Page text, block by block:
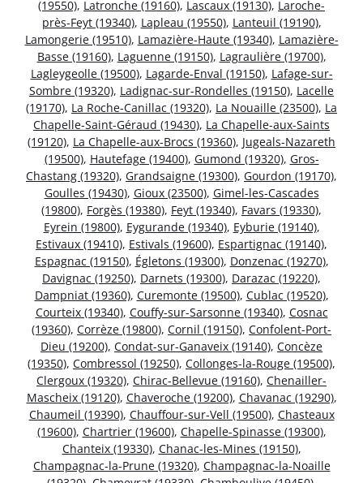
(19550), Latronche (19160), Lascaux (19130), Laroche-
près-Feyt (19340), Lapleau (19550), Lanteuil (19190),
Lamongerie (19510), Lamazière-Haute (19340), Lamazière-
Basse (19160), Laguenne (19150), Lagraulière (19700),
Lagleygeolle (19500), Lagarde-Enval (19150), Lafage-sur-
Sombre (19320), Ladignac-sur-Rondelles (19150), Lacelle
(19170), La Roche-Canillac (19320), La Nouaille (23500), La
Chapelle-Saint-Géraud (19430), La Chapelle-aux-Saints
(19120), La Chapelle-aux-Brocs (19360), Jugeals-Nazareth
(19500), Hautefage (19400), Gumond (19320), Gros-
Chastang (19320), Grandsaigne (19300), Gourdon (19170),
Goulles (19430), Gioux (23500), Gimel-les-Cascades
(19800), Forgès (19380), Feyt (19340), Favars (19330),
Eyrein (19800), Eygurande (19340), Eyburie (19140),
Estivaux (19410), Estivals (19600), Espartignac (19140),
Espagnac (19150), Égletons (19300), Donzenac (19270),
Davignac (19250), Darnets (19300), Darazac (19220),
Dampniat (19360), Curemonte (19500), Cublac (19520),
Courteix (19340), Couffy-sur-Sarsonne (19340), Cosnac
(19360), Corrèze (19800), Cornil (19150), Confolent-Port-
Dieu (19200), Condat-sur-Ganaveix (19140), Concèze
(19350), Combressol (19250), Collonges-la-Rouge (19500),
Clergoux (19320), Chirac-Bellevue (19160), Chenailler-
Mascheix (19120), Chaveroche (19200), Chavanac (19290),
Chaumeil (19390), Chauffour-sur-Vell (19500), Chasteaux
(19600), Chartrier (19600), Chapelle-Spinasse (19300),
Chanteix (19330), Chanac-les-Mines (19150),
Champagnac-la-Prune (19320), Champagnac-la-Noaille